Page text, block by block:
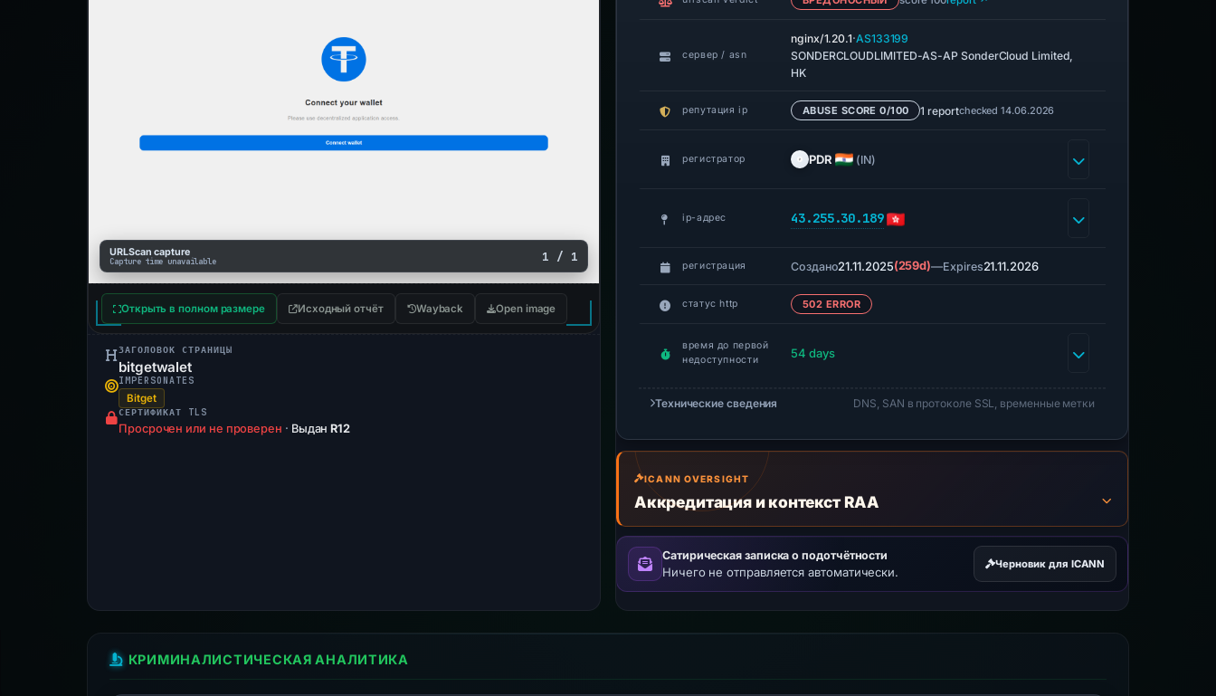
URLScan capture
Capture time unavailable 1 / 1
Открыть в полном размере Исходный отчёт Wayback Open image
ЗАГОЛОВОК СТРАНИЦЫ
bitgetwalet
IMPERSONATES
Bitget
СЕРТИФИКАТ TLS
Просрочен или не проверен · ВыданR12
сервер / asn
nginx/1.20.1·AS133199
SONDERCLOUDLIMITED-AS-AP SonderCloud Limited,
HK
репутация ip ABUSE SCORE 0/100 1 reportchecked 14.06.2026
регистратор PDR (IN)
ip-адрес 43.255.30.189
регистрация Создано21.11.2025(259d)—Expires21.11.2026
статус http 502 ERROR
время до первой
недоступности
54 days
Технические сведения DNS, SAN в протоколе SSL, временные метки
ICANN OVERSIGHT
Аккредитация и контекст RAA
Сатирическая записка о подотчётности
Ничего не отправляется автоматически.
Черновик для ICANN
КРИМИНАЛИСТИЧЕСКАЯ АНАЛИТИКА